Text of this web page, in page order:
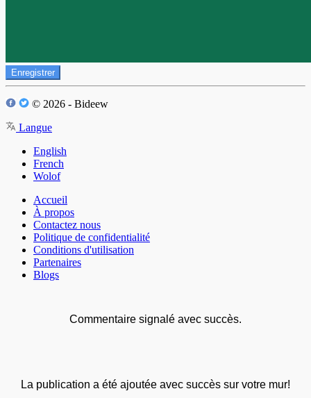
Enregistrer
© 2026 - Bideew
Langue
English
French
Wolof
Accueil
À propos
Contactez nous
Politique de confidentialité
Conditions d'utilisation
Partenaires
Blogs
Commentaire signalé avec succès.
La publication a été ajoutée avec succès sur votre mur!